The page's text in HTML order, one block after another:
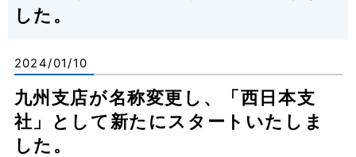
した。
2024/01/10
九州支店が名称変更し、「西日本支
社」として新たにスタートいたしま
した。